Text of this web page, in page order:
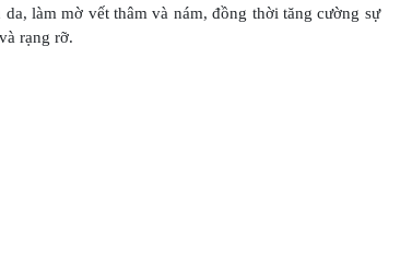
làm mờ vết thâm và nám, đồng thời tăng cường sự
rạng rỡ.